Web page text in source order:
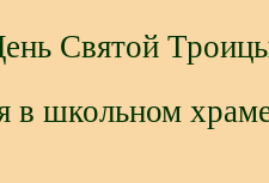
Святой
в школьном